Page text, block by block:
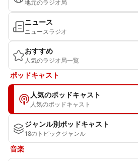
地元のラジオ局
ニュース
ニュースラジオ
おすすめ
人気のラジオ局一覧
ポッドキャスト
人気のポッドキャスト
人気のポッドキャスト
ジャンル別ポッドキャスト
18のトピックジャンル
音楽